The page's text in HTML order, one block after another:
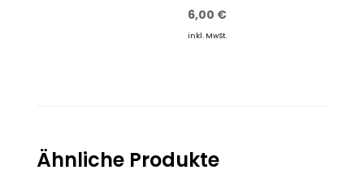
6,00 €
inkl. MwSt.
Ähnliche Produkte